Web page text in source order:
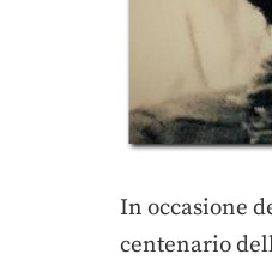
In occasione
centenario